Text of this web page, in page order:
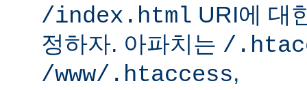
/index.html URI에 대
정하자. 아파치는 /
/www/.htaccess,